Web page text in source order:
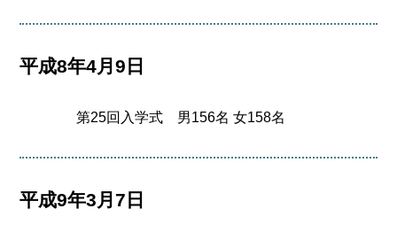
平成8年4月9日
第25回入学式 男156名 女158名
平成9年3月7日